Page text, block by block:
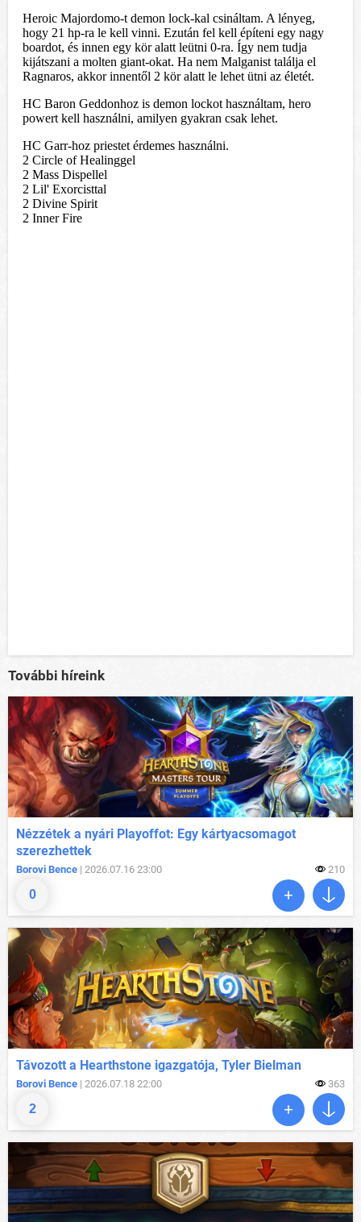
További híreink
0
Nézzétek a nyári Playoffot: Egy kártyacsomagot
szerezhettek
Borovi Bence | 2026.07.16 23:00 210
2
Távozott a Hearthstone igazgatója, Tyler Bielman
Borovi Bence | 2026.07.18 22:00 363